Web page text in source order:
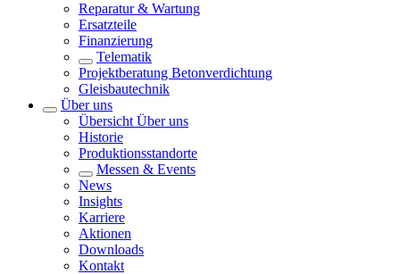
Reparatur & Wartung
Ersatzteile
Finanzierung
Telematik
Projektberatung Betonverdichtung
Gleisbautechnik
Über uns
Übersicht Über uns
Historie
Produktionsstandorte
Messen & Events
News
Insights
Karriere
Aktionen
Downloads
Kontakt